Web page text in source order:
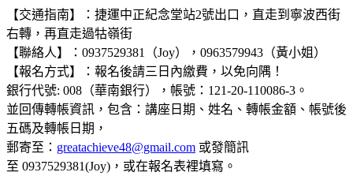
【交通指南】：捷運中正紀念堂站2號出口，直走到寧波西街
右轉，再直走過牯嶺街
【聯絡人】：0937529381（Joy），0963579943（黃小姐）
【報名方式】：報名後請三日內繳費，以免向隅！
銀行代號: 008（華南銀行），帳號：121-20-110086-3。
並回傳轉帳資訊，包含：講座日期、姓名、轉帳金額、帳號後
五碼及轉帳日期，
郵寄至： greatachieve48@gmail.com 或發簡訊
至 0937529381(Joy)，或在報名表裡填寫。